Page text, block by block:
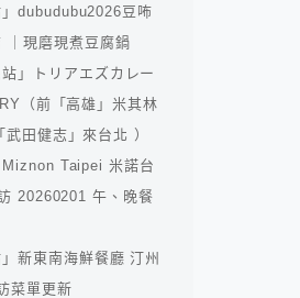
」dubudubu2026豆咘
｜現磨現煮豆腐鍋
站」トリアエズカレー
（前「高雄」米其林
田健志」來台北 ）
Miznon Taipei 米諾台
20260201 午、晚餐
」新東南海鮮餐廳 汀州
菜單更新